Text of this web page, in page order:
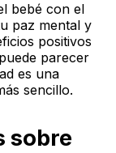
bebé con el
paz mental y
positivos
parecer
es una
sencillo.
sobre